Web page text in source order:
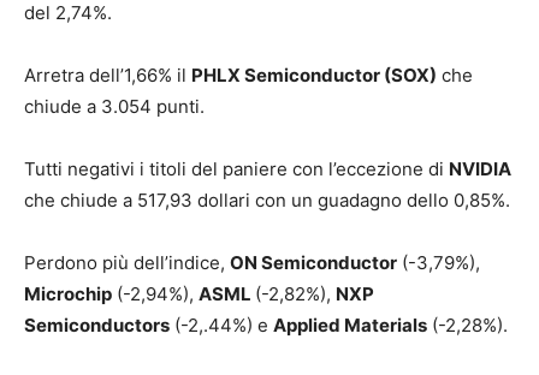
del 2,74%.
Arretra dell’1,66% il PHLX Semiconductor (SOX) che
chiude a 3.054 punti.
Tutti negativi i titoli del paniere con l’eccezione di NVIDIA
che chiude a 517,93 dollari con un guadagno dello 0,85%.
Perdono più dell’indice, ON Semiconductor (-3,79%),
Microchip (-2,94%), ASML (-2,82%), NXP
Semiconductors (-2,.44%) e Applied Materials (-2,28%).